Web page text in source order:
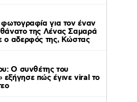
φωτογραφία για τον έναν
της Λένας Σαμαρά
ο αδερφός της, Κώστας
Ο συνθέτης του
εξήγησε πώς έγινε viral το